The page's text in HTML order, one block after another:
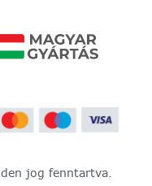
jog fenntartva.